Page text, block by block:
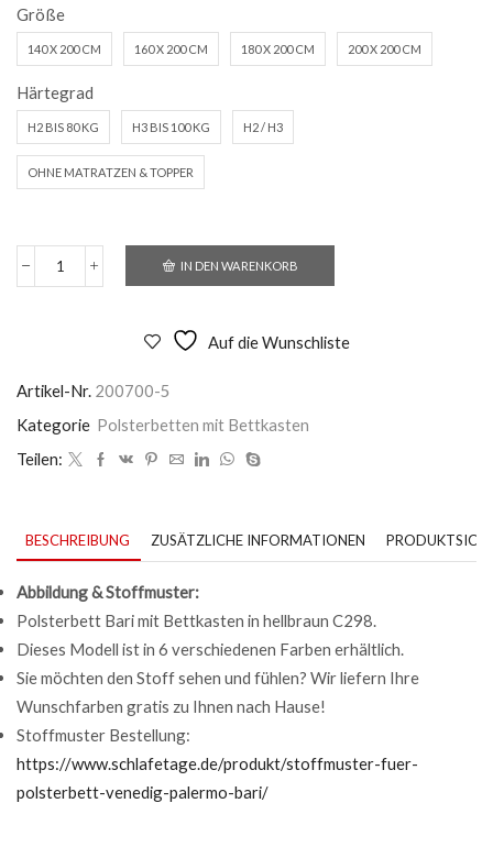
Größe
140 X 200 CM 160 X 200 CM 180 X 200 CM 200 X 200 CM
Härtegrad
H2 BIS 80 KG H3 BIS 100 KG H2 / H3
OHNE MATRATZEN & TOPPER
Polsterbett
IN DEN WARENKORB
Auf die Wunschliste
Artikel-Nr. 200700-5
Kategorie Polsterbetten mit Bettkasten
Teilen:
BESCHREIBUNG ZUSÄTZLICHE INFORMATIONEN
Abbildung & Stoffmuster:
Polsterbett Bari mit Bettkasten in hellbraun C298.
Dieses Modell ist in 6 verschiedenen Farben erhältlich.
Sie möchten den Stoff sehen und fühlen? Wir liefern Ihre
Wunschfarben gratis zu Ihnen nach Hause!
Stoffmuster Bestellung:
https://www.schlafetage.de/produkt/stoffmuster-fuer-
polsterbett-venedig-palermo-bari/